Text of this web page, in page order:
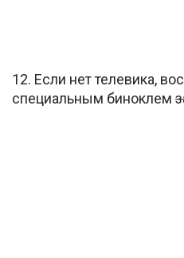
12. Если нет телевика,
специальным биноклем